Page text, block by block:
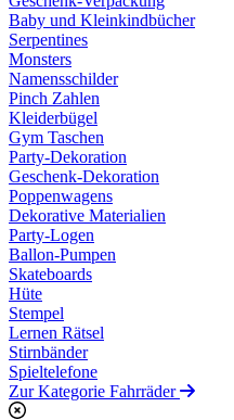
Baby und Kleinkindbücher
Serpentines
Monsters
Namensschilder
Pinch Zahlen
Kleiderbügel
Gym Taschen
Party-Dekoration
Geschenk-Dekoration
Poppenwagens
Dekorative Materialien
Party-Logen
Ballon-Pumpen
Skateboards
Hüte
Stempel
Lernen Rätsel
Stirnbänder
Spieltelefone
Zur Kategorie Fahrräder